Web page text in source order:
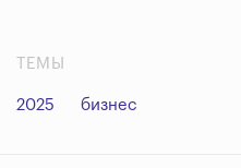
ТЕМЫ
2025 бизнес